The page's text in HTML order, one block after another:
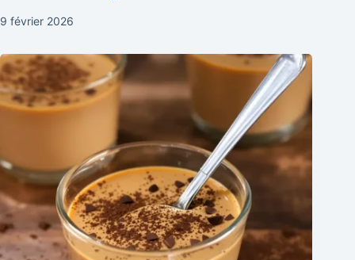
9 février 2026